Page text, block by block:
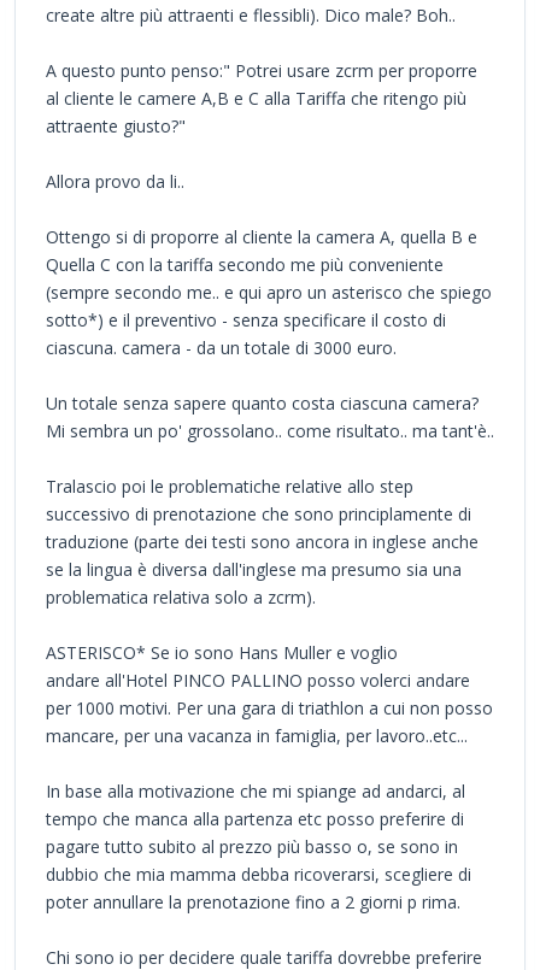
create altre più attraenti e flessibli). Dico male? Boh..
A questo punto penso:" Potrei usare zcrm per proporre
al cliente le camere A,B e C alla Tariffa che ritengo più
attraente giusto?"
Allora provo da li..
Ottengo si di proporre al cliente la camera A, quella B e
Quella C con la tariffa secondo me più conveniente
(sempre secondo me.. e qui apro un asterisco che spiego
sotto*) e il preventivo - senza specificare il costo di
ciascuna. camera - da un totale di 3000 euro.
Un totale senza sapere quanto costa ciascuna camera?
Mi sembra un po' grossolano.. come risultato.. ma tant'è..
Tralascio poi le problematiche relative allo step
successivo di prenotazione che sono principlamente di
traduzione (parte dei testi sono ancora in inglese anche
se la lingua è diversa dall'inglese ma presumo sia una
problematica relativa solo a zcrm).
ASTERISCO* Se io sono Hans Muller e voglio
andare all'Hotel PINCO PALLINO posso volerci andare
per 1000 motivi. Per una gara di triathlon a cui non posso
mancare, per una vacanza in famiglia, per lavoro..etc...
In base alla motivazione che mi spiange ad andarci, al
tempo che manca alla partenza etc posso preferire di
pagare tutto subito al prezzo più basso o, se sono in
dubbio che mia mamma debba ricoverarsi, scegliere di
poter annullare la prenotazione fino a 2 giorni p rima.
Chi sono io per decidere quale tariffa dovrebbe preferire